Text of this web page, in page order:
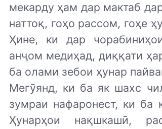
мекарду ҳам дар мактаб
наттоқ, гоҳо рассом, гоҳе
Ҳине, ки дар
анҷом медиҳад, диққати
ба олами зебои ҳунар
Мегӯянд, ки ба як шахс
зумраи нафаронест, ки ба
Ҳунарҳои нақшкашӣ,